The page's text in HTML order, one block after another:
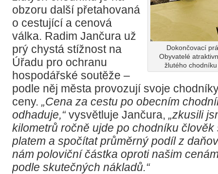
Dokončovací
Obyvatelé
žlutého
obzoru další přetahovaná
o cestující a cenová
válka. Radim Jančura už
prý chystá stížnost na
Úřadu pro ochranu
hospodářské soutěže –
podle něj města provozují svoje
ceny. „Cena za cestu po obecním
odhaduje,“vysvětluje Jančura, „zkusili
kilometrů ročně ujde po chodníku člověk
platem a spočítat průměrný podíl z
nám poloviční částka oproti našim
podle skutečných nákladů.“